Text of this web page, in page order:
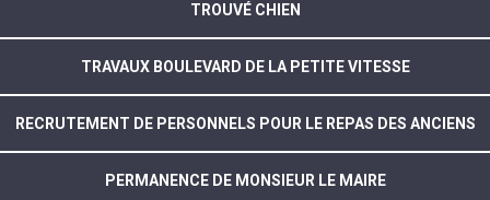
TROUVÉ CHIEN
TRAVAUX BOULEVARD DE LA PETITE VITESSE
RECRUTEMENT DE PERSONNELS POUR LE REPAS DES ANCIENS
PERMANENCE DE MONSIEUR LE MAIRE